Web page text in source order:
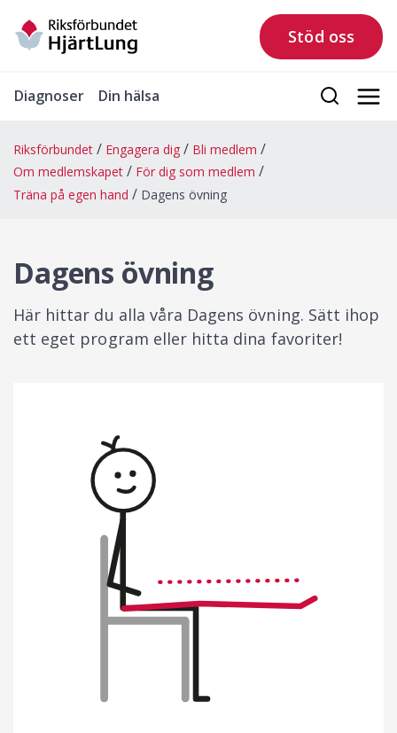
Stöd oss
Diagnoser Din hälsa
Riksförbundet Engagera dig
Bli medlem
Om medlemskapet
För dig som medlem
Träna på egen hand
Dagens övning
Dagens övning
Här hittar du alla våra Dagens övning. Sätt ihop
ett eget program eller hitta dina favoriter!